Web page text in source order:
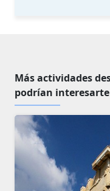
Más actividades
podrían interesarte